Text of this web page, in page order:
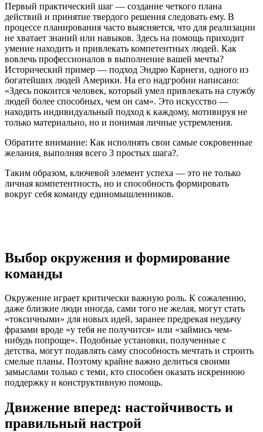
Первый практический шаг — создание четкого плана
действий и принятие твердого решения следовать ему. В
процессе планирования часто выясняется, что для реализации
не хватает знаний или навыков. Здесь на помощь приходит
умение находить и привлекать компетентных людей. Как
вовлечь профессионалов в выполнение вашей мечты?
Исторический пример — подход Эндрю Карнеги, одного из
богатейших людей Америки. На его надгробии написано:
«Здесь покоится человек, который умел привлекать на службу
людей более способных, чем он сам». Это искусство —
находить индивидуальный подход к каждому, мотивируя не
только материально, но и понимая личные устремления.
Обратите внимание: Как исполнять свои самые сокровенные
желания, выполняя всего 3 простых шага?.
Таким образом, ключевой элемент успеха — это не только
личная компетентность, но и способность формировать
вокруг себя команду единомышленников.
Выбор окружения и формирование
команды
Окружение играет критически важную роль. К сожалению,
даже близкие люди иногда, сами того не желая, могут стать
«токсичными» для новых идей, заранее предрекая неудачу
фразами вроде «у тебя не получится» или «займись чем-
нибудь попроще». Подобные установки, полученные с
детства, могут подавлять саму способность мечтать и строить
смелые планы. Поэтому крайне важно делиться своими
замыслами только с теми, кто способен оказать искреннюю
поддержку и конструктивную помощь.
Движение вперед: настойчивость и
правильный настрой